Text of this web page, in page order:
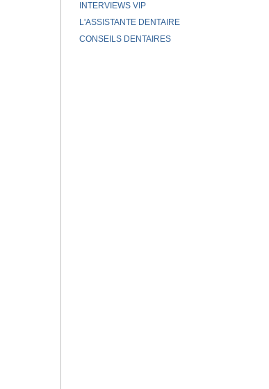
INTERVIEWS VIP
L'ASSISTANTE DENTAIRE
CONSEILS DENTAIRES